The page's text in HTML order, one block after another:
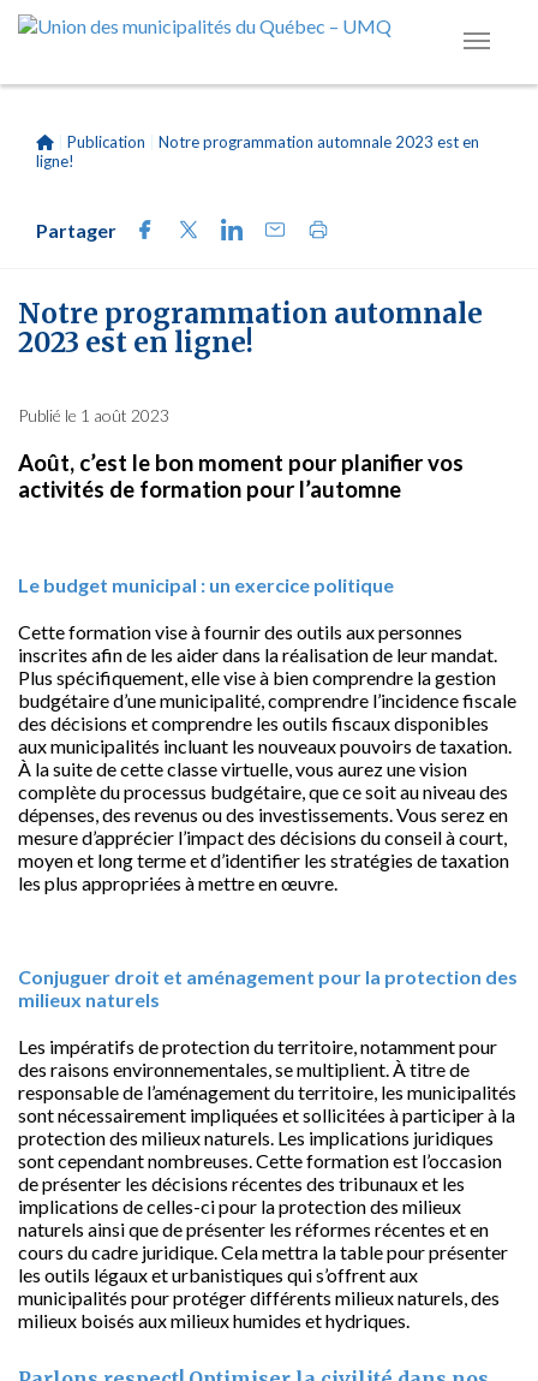
Publication
Notre programmation automnale 2023 est en
ligne!
Partager
Notre programmation automnale
2023 est en ligne!
Publié le 1 août 2023
Août, c’est le bon moment pour planifier vos
activités de formation pour l’automne
Le budget municipal : un exercice politique
Cette formation vise à fournir des outils aux personnes
inscrites afin de les aider dans la réalisation de leur mandat.
Plus spécifiquement, elle vise à bien comprendre la gestion
budgétaire d’une municipalité, comprendre l’incidence fiscale
des décisions et comprendre les outils fiscaux disponibles
aux municipalités incluant les nouveaux pouvoirs de taxation.
À la suite de cette classe virtuelle, vous aurez une vision
complète du processus budgétaire, que ce soit au niveau des
dépenses, des revenus ou des investissements. Vous serez en
mesure d’apprécier l’impact des décisions du conseil à court,
moyen et long terme et d’identifier les stratégies de taxation
les plus appropriées à mettre en œuvre.
Conjuguer droit et aménagement pour la protection des
milieux naturels
Les impératifs de protection du territoire, notamment pour
des raisons environnementales, se multiplient. À titre de
responsable de l’aménagement du territoire, les municipalités
sont nécessairement impliquées et sollicitées à participer à la
protection des milieux naturels. Les implications juridiques
sont cependant nombreuses. Cette formation est l’occasion
de présenter les décisions récentes des tribunaux et les
implications de celles-ci pour la protection des milieux
naturels ainsi que de présenter les réformes récentes et en
cours du cadre juridique. Cela mettra la table pour présenter
les outils légaux et urbanistiques qui s’offrent aux
municipalités pour protéger différents milieux naturels, des
milieux boisés aux milieux humides et hydriques.